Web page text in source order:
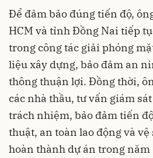
Để đảm bảo đúng tiến độ,
HCM và tỉnh Đồng Nai tiếp
trong công tác giải phóng
liệu xây dựng, bảo đảm an
thông thuận lợi. Đồng thời,
các nhà thầu, tư vấn giám
trách nhiệm, bảo đảm tiến
thuật, an toàn lao động và
hoàn thành dự án trong